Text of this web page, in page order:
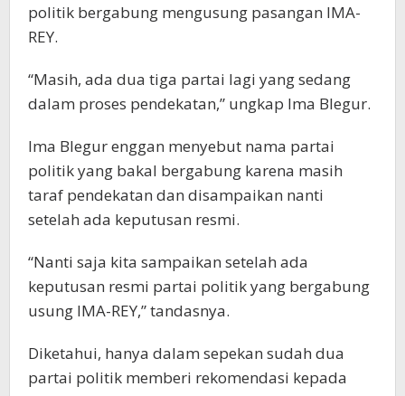
politik bergabung mengusung pasangan IMA-
REY.
“Masih, ada dua tiga partai lagi yang sedang
dalam proses pendekatan,” ungkap Ima Blegur.
Ima Blegur enggan menyebut nama partai
politik yang bakal bergabung karena masih
taraf pendekatan dan disampaikan nanti
setelah ada keputusan resmi.
“Nanti saja kita sampaikan setelah ada
keputusan resmi partai politik yang bergabung
usung IMA-REY,” tandasnya.
Diketahui, hanya dalam sepekan sudah dua
partai politik memberi rekomendasi kepada